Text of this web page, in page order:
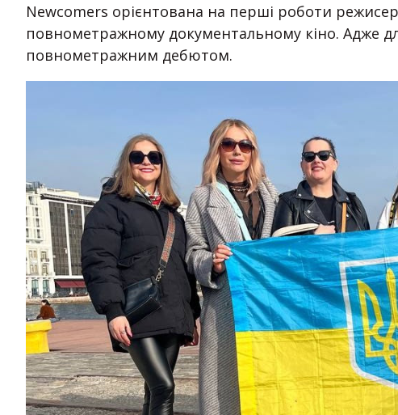
Newcomers орієнтована на перші роботи
повнометражному документальному кіно. Адже
повнометражним дебютом.